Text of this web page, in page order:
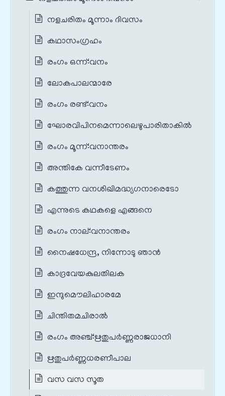
നളചരിതം മൂന്നാം ദിവസം
കഥാസംഗ്രഹം
രംഗം ഒന്ന്‌:വനം
ലോകപാലന്മാരേ
രംഗം രണ്ട്‌:വനം
ഘോരവിപിനമെന്നാലെഴുപാരിതാകിൽ
രംഗം മൂന്ന്‌:വനാന്തരം
അന്തികേ വന്നീടേണം
കത്തുന്ന വനശിഖിമദ്ധ്യഗനാരെടോ
എന്നുടെ കഥകളെ എങ്ങനെ
രംഗം നാല്‌:വനാന്തരം
നൈഷധേന്ദ്ര, നിന്നോടു ഞാൻ
കാദ്രവേയകുലതിലക
ഇന്ദുമൌലിഹാരമേ
ചിന്തിതമചിരാൽ
രംഗം അഞ്ച്‌:ഋതുപർണ്ണരാജധാനി
ഋതുപർണ്ണധരണീപാല
വസ വസ സൂത